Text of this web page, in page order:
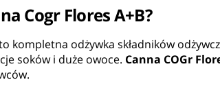
Cogr Flores A+B?
kompletna odżywka składników
soków i duże owoce. Canna COGr